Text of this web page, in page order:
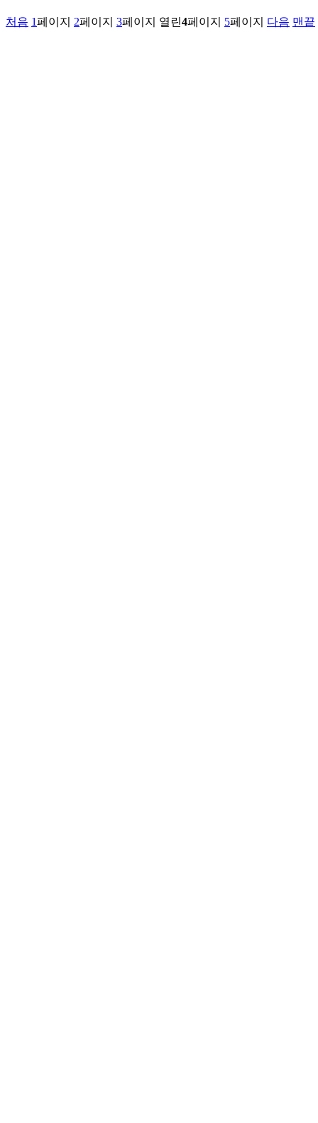
처음 1페이지 2페이지 3페이지 열린4페이지 5페이지 다음 맨끝